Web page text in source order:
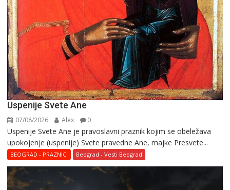
Uspenije Svete Ane
07/08/2026 Alex 0
Uspenije Svete Ane je pravoslavni praznik kojim se obeležava
upokojenje (uspenije) Svete pravedne Ane, majke Presvete...
BEOGRAD - PRAZNICI Beograd - Vesti Beograd